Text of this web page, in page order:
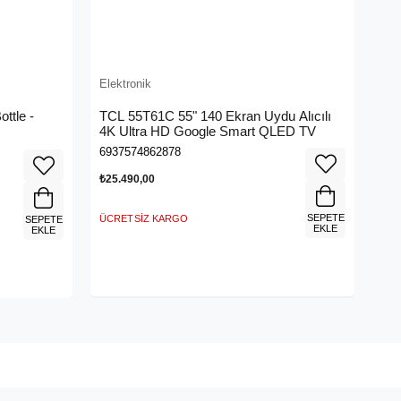
-
SEPETE
EKLE
Elektronik
TCL 55T61C 55" 140 Ekran Uydu Alıcılı
4K Ultra HD Google Smart QLED TV
6937574862878
₺25.490,00
ÜCRETSIZ KARGO
SEPETE
EKLE